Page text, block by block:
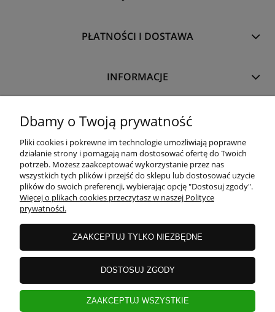
PŁATNOŚCI I DOSTAWA
INFORMACJE
O NAS
Dbamy o Twoją prywatność
Pliki cookies i pokrewne im technologie umożliwiają poprawne
działanie strony i pomagają nam dostosować ofertę do Twoich
potrzeb. Możesz zaakceptować wykorzystanie przez nas
wszystkich tych plików i przejść do sklepu lub dostosować użycie
plików do swoich preferencji, wybierając opcję "Dostosuj zgody".
Więcej o plikach cookies przeczytasz w naszej Polityce
prywatności.
ZAAKCEPTUJ TYLKO NIEZBĘDNE
DOSTOSUJ ZGODY
ZAAKCEPTUJ WSZYSTKIE